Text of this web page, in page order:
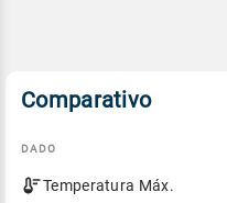
Comparativo
Comparativo
entre
DADO
Temperatura Máx.